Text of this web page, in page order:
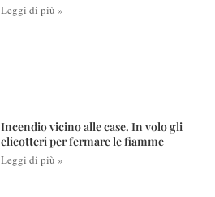
Leggi di più »
Incendio vicino alle case. In volo gli
elicotteri per fermare le fiamme
Leggi di più »